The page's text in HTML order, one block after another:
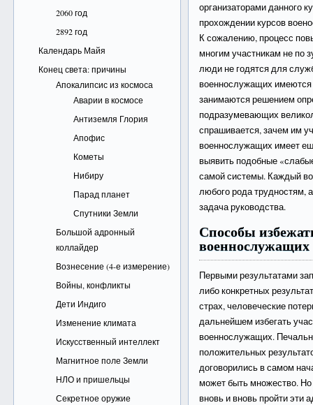
2060 год
2892 год
Календарь Майя
Конец света: причины
Апокалипсис из космоса
Аварии в космосе
Антиземля Глория
Апофис
Кометы
Нибиру
Парад планет
Спутники Земли
Большой адронный
коллайдер
Вознесение (4-е измерение)
Войны, конфликты
Дети Индиго
Изменение климата
Искусственный интеллект
Магнитное поле Земли
НЛО и пришельцы
Секретное оружие
организаторами данного
прохождении курсов
К сожалению, процесс
многим участникам не по
люди не годятся для
военнослужащих имеются
занимаются решением
подразумевающих
спрашивается, зачем им
военнослужащих имеет
выявить подобные
самой системы. Каждый
любого рода трудностям,
задача руководства.
Способы
военнослужащих
Первыми результатами
либо конкретных
страх, человеческие
дальнейшем избегать
военнослужащих.
положительных
договорились в самом
может быть множество. Но
вновь и вновь пройти эти